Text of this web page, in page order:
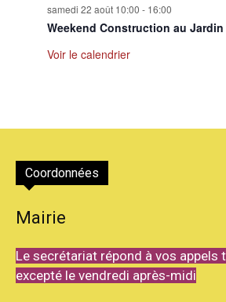
samedi 22 août 10:00 - 16:00
Weekend Construction au
Voir le calendrier
Coordonnées
Mairie
Le secrétariat répond à vos appels
excepté le vendredi après-midi